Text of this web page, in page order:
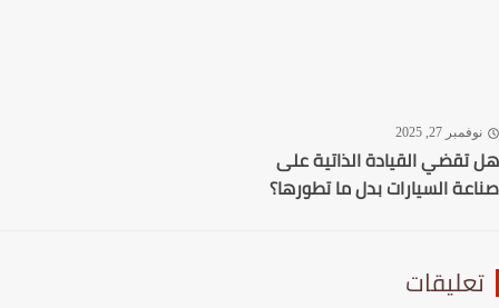
27, 2025
القيادة الذاتية على
السيارات بدل ما تطورها؟